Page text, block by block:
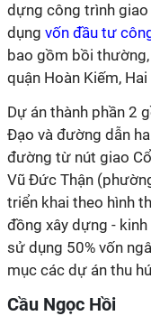
dựng công trình
dụng vốn đầu tư
bao gồm bồi
quận Hoàn Kiếm,
Dự án thành phần 2
Đạo và đường dẫn
đường từ nút giao
Vũ Đức Thận
triển khai theo hình
đồng xây dựng -
sử dụng 50% vốn
mục các dự án thu
Cầu Ngọc Hồi